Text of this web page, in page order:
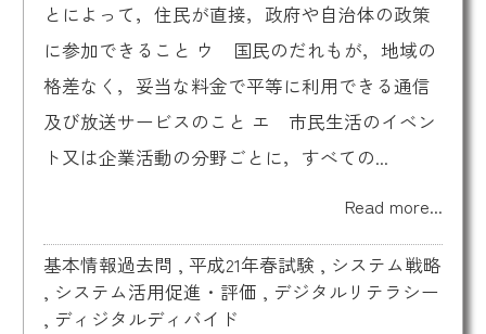
とによって，住民が直接，政府や自治体の政策
に参加できること ウ 国民のだれもが，地域の
格差なく，妥当な料金で平等に利用できる通信
及び放送サービスのこと エ 市民生活のイベン
ト又は企業活動の分野ごとに，すべての...
Read more...
基本情報過去問 , 平成21年春試験 , システム戦略
, システム活用促進・評価 , デジタルリテラシー
, ディジタルディバイド